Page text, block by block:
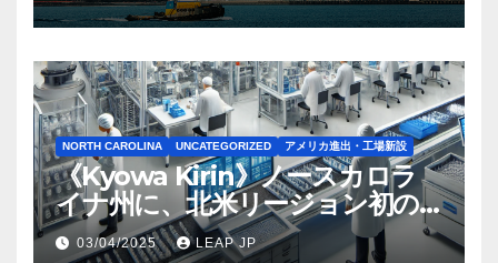
NORTH CAROLINA UNCATEGORIZED アメリカ進出・工場新設
《Kyowa Kirin》ノースカロラ
イナ州に、北米リージョン初の
工場建設を決定
03/04/2025 LEAP JP